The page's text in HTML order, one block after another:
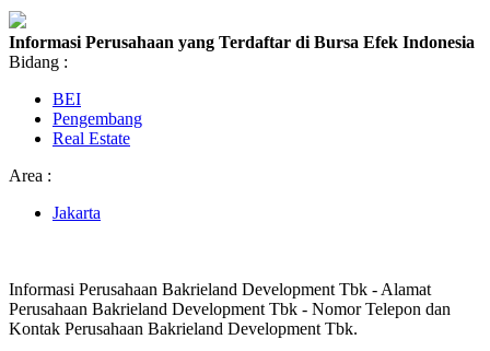
Informasi Perusahaan yang Terdaftar di Bursa Efek Indonesia
Bidang :
BEI
Pengembang
Real Estate
Area :
Jakarta
Informasi Perusahaan Bakrieland Development Tbk - Alamat
Perusahaan Bakrieland Development Tbk - Nomor Telepon dan
Kontak Perusahaan Bakrieland Development Tbk.